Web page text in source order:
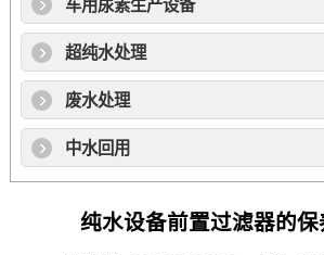
车用尿素生产设备
超纯水处理
废水处理
中水回用
纯水设备前置过滤器的保